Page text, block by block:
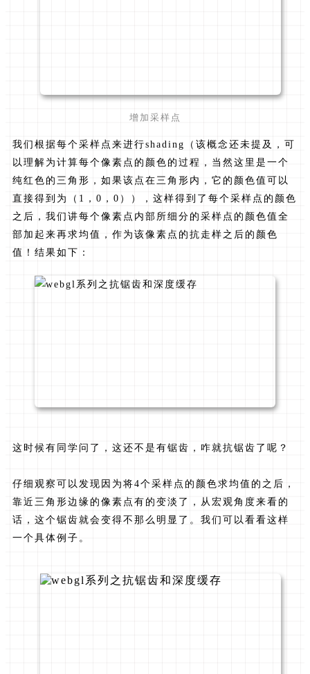
增加采样点
我们根据每个采样点来进行shading（该概念还未提及，可
以理解为计算每个像素点的颜色的过程，当然这里是一个
纯红色的三角形，如果该点在三角形内，它的颜色值可以
直接得到为（1，0，0）），这样得到了每个采样点的颜色
之后，我们讲每个像素点内部所细分的采样点的颜色值全
部加起来再求均值，作为该像素点的抗走样之后的颜色
值！结果如下：
这时候有同学问了，这还不是有锯齿，咋就抗锯齿了呢？
仔细观察可以发现因为将4个采样点的颜色求均值的之后，
靠近三角形边缘的像素点有的变淡了，从宏观角度来看的
话，这个锯齿就会变得不那么明显了。我们可以看看这样
一个具体例子。